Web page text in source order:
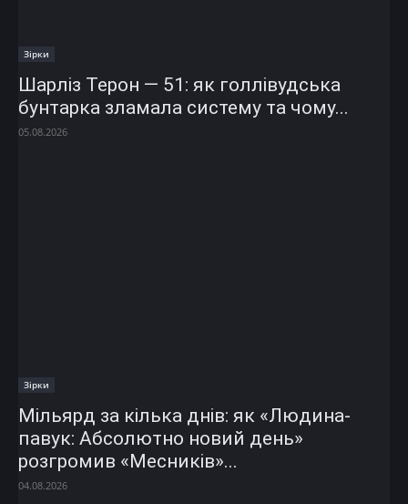
Зірки
Шарліз Терон — 51: як голлівудська
бунтарка зламала систему та чому...
05.08.2026
Зірки
Мільярд за кілька днів: як «Людина-
павук: Абсолютно новий день»
розгромив «Месників»...
04.08.2026